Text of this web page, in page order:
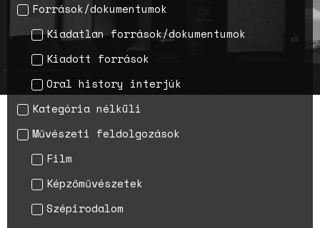
magyarországi
születésszabályozási
Bálsój szerelem a málenkij
robot idején
Források/dokumentumok
Kiadatlan források/dokumentumok
Kiadott források
Oral history interjúk
Kategória nélküli
Művészeti feldolgozások
Film
Képzőművészetek
Szépirodalom